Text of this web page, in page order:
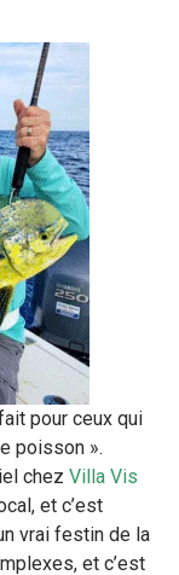
pour ceux qui
poisson ».
chez Villa Vis
et c’est
vrai festin de la
et c’est